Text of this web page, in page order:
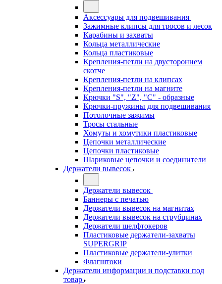
Аксессуары для подвешивания
Зажимные клипсы для тросов и лесок
Карабины и захваты
Кольца металлические
Кольца пластиковые
Крепления-петли на двустороннем
скотче
Крепления-петли на клипсах
Крепления-петли на магните
Крючки "S", "Z", "C" - образные
Крючки-пружины для подвешивания
Потолочные зажимы
Тросы стальные
Хомуты и хомутики пластиковые
Цепочки металлические
Цепочки пластиковые
Шариковые цепочки и соединители
Держатели вывесок
Держатели вывесок
Баннеры с печатью
Держатели вывесок на магнитах
Держатели вывесок на струбцинах
Держатели шелфтокеров
Пластиковые держатели-захваты
SUPERGRIP
Пластиковые держатели-улитки
Флагштоки
Держатели информации и подставки под
товар